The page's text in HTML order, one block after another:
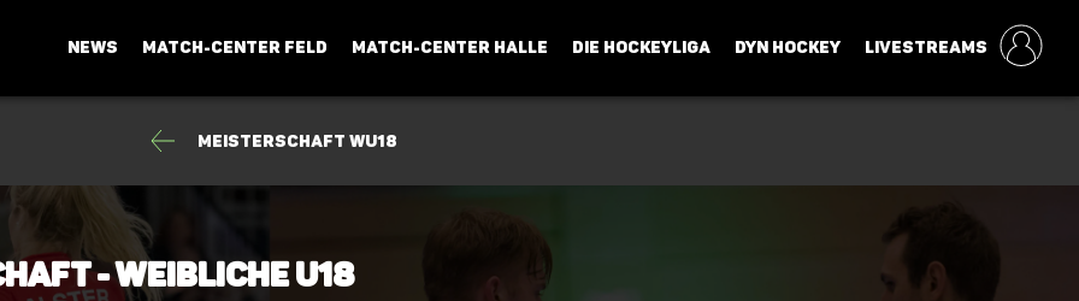
NEWS MATCH-CENTER FELD MATCH-CENTER HALLE DIE HOCKEYLIGA DYN HOCKEY LIVESTREAMS
Meisterschaft wU18
- Weibliche U18